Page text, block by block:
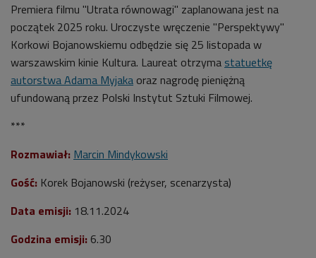
Premiera filmu "Utrata równowagi" zaplanowana jest na
początek 2025 roku. Uroczyste wręczenie "Perspektywy"
Korkowi Bojanowskiemu odbędzie się 25 listopada w
warszawskim kinie Kultura. Laureat otrzyma statuetkę
autorstwa Adama Myjaka oraz nagrodę pieniężną
ufundowaną przez Polski Instytut Sztuki Filmowej.
***
Rozmawiał: Marcin Mindykowski
Gość: Korek Bojanowski (reżyser, scenarzysta)
Data emisji: 18.11.2024
Godzina emisji: 6.30